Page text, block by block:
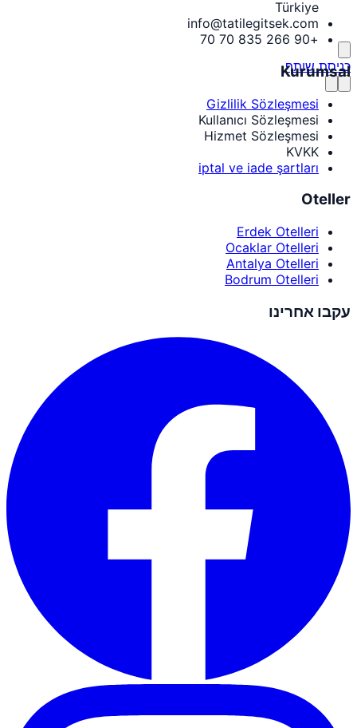
כניסת שותף
Türkiye
info@tatilegitsek.com
+90 266 835 70 70
Kurumsal
Gizlilik Sözleşmesi
Kullanıcı Sözleşmesi
Hizmet Sözleşmesi
KVKK
iptal ve iade şartları
Oteller
Erdek Otelleri
Ocaklar Otelleri
Antalya Otelleri
Bodrum Otelleri
עקבו אחרינו